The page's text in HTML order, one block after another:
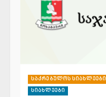
საკრებულოს სიახლეები
სიახლეები